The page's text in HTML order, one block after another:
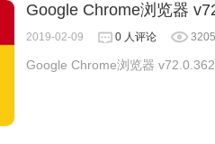
Google Chrome浏览器
2019-02-09 0 人评论
Google Chrome浏览器